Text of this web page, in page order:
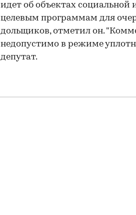
идет об объектах
целевым программам для
дольщиков, отметил он.
недопустимо в режиме
депутат.